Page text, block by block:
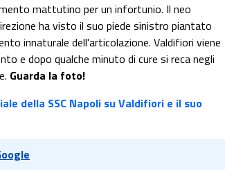
mattutino per un infortunio. Il neo
ha visto il suo piede sinistro piantato
innaturale dell'articolazione. Valdifiori viene
e dopo qualche minuto di cure si reca negli
Guarda la foto!
della SSC Napoli su Valdifiori e il suo